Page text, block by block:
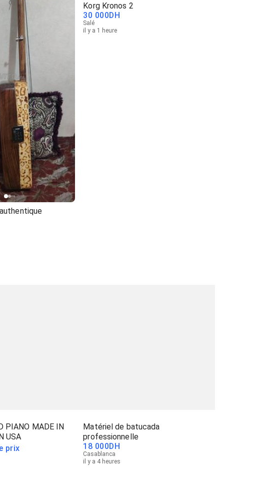
Korg Kronos 2
30 000DH
Salé
il y a 1 heure
PIANO MADE IN
USA
prix
Matériel de batucada
professionnelle
18 000DH
Casablanca
il y a 4 heures